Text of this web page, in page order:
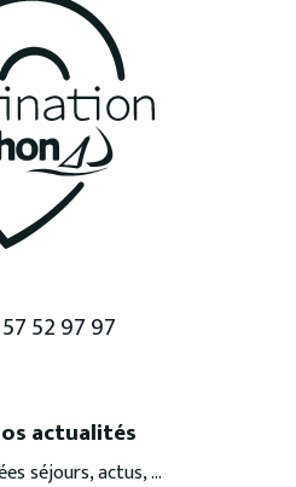
52 97 97
actualités
séjours, actus, ...